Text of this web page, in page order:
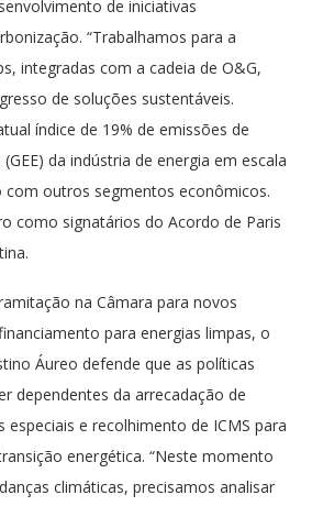
de iniciativas
“Trabalhamos para a
integradas com a cadeia de O&G,
de soluções sustentáveis.
índice de 19% de emissões de
da indústria de energia em escala
com outros segmentos econômicos.
como signatários do Acordo de Paris
na Câmara para novos
para energias limpas, o
Áureo defende que as políticas
dependentes da arrecadação de
especiais e recolhimento de ICMS para
energética. “Neste momento
climáticas, precisamos analisar